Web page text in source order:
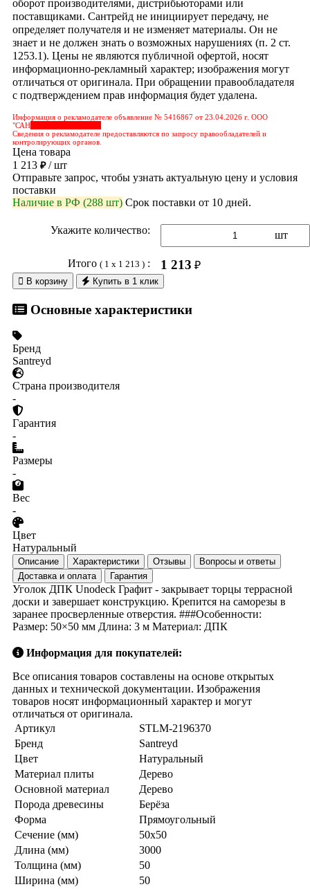
оборот производителями, дистрибьюторами или
поставщиками. Сантрейд не инициирует передачу, не
определяет получателя и не изменяет материалы. Он не
знает и не должен знать о возможных нарушениях (п. 2 ст.
1253.1). Цены не являются публичной офертой, носят
информационно-рекламный характер; изображения могут
отличаться от оригинала. При обращении правообладателя
с подтверждением прав информация будет удалена.
Информация о рекламодателе объявление № 5416867 от 23.04.2026 г. ООО
"САН
Сведения о рекламодателе предоставляются по запросу правообладателей и
контролирующих органов.
Цена товара
1 213 ₽/ шт
Отправьте запрос, чтобы узнать актуальную цену и условия
поставки
Наличие в РФ (288 шт) Срок поставки от 10 дней.
Укажите количество: шт
Итого ( 1 x 1 213 ): 1 213 ₽
 В корзину Купить в 1 клик
Основные характеристики
Бренд
Santreyd
Страна производителя
-
Гарантия
-
Размеры
-
Вес
-
Цвет
Натуральный
Описание Характеристики Отзывы
Вопросы и ответы
Доставка и оплата
Гарантия
Уголок ДПК Unodeck Графит - закрывает торцы террасной
доски и завершает конструкцию. Крепится на саморезы в
заранее просверленные отверстия. ###Особенности:
Размер: 50×50 мм Длина: 3 м Материал: ДПК
Информация для покупателей:
Все описания товаров составлены на основе открытых
данных и технической документации. Изображения
товаров носят информационный характер и могут
отличаться от оригинала.
Артикул
STLM-2196370
Бренд
Santreyd
Цвет
Натуральный
Материал плиты
Дерево
Основной материал
Дерево
Порода древесины
Берёза
Форма
Прямоугольный
Сечение (мм)
50х50
Длина (мм)
3000
Толщина (мм)
50
Ширина (мм)
50